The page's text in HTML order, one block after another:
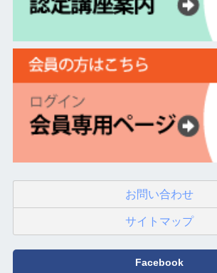
お問い合わせ
サイトマップ
Facebook